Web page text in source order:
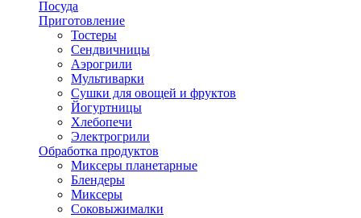
Посуда
Приготовление
Тостеры
Сендвичницы
Аэрогрили
Мультиварки
Сушки для овощей и фруктов
Йогуртницы
Хлебопечи
Электрогрили
Обработка продуктов
Миксеры планетарные
Блендеры
Миксеры
Соковыжималки